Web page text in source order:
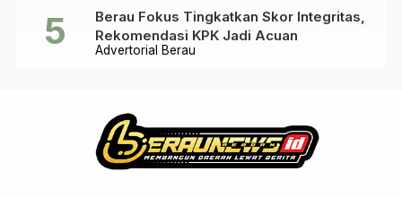
Advertorial Berau
Berau Fokus Tingkatkan Skor Integritas,
Rekomendasi KPK Jadi Acuan